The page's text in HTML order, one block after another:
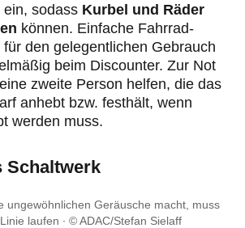
ein, sodass Kurbel und Räder
können. Einfache Fahrrad-
den gelegentlichen Gebrauch
beim Discounter. Zur Not
zweite Person helfen, die das
anhebt bzw. festhält, wenn
werden muss.
Schaltwerk
ungewöhnlichen Geräusche macht, muss
laufen
© ADAC/Stefan Sielaff